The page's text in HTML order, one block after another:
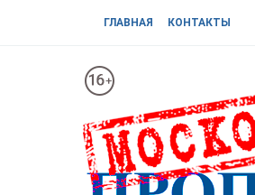
ГЛАВНАЯ КОНТАКТЫ